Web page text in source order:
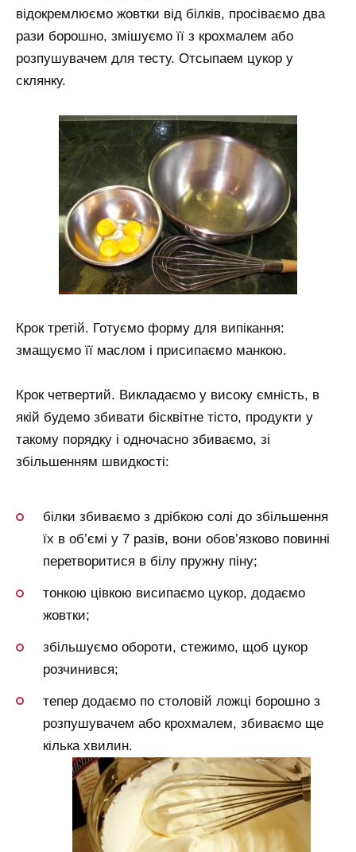
відокремлюємо жовтки від білків, просіваємо два
рази борошно, змішуємо її з крохмалем або
розпушувачем для тесту. Отсыпаем цукор у
склянку.
Крок третій. Готуємо форму для випікання:
змащуємо її маслом і присипаємо манкою.
Крок четвертий. Викладаємо у високу ємність, в
якій будемо збивати бісквітне тісто, продукти у
такому порядку і одночасно збиваємо, зі
збільшенням швидкості:
білки збиваємо з дрібкою солі до збільшення
їх в об’ємі у 7 разів, вони обов’язково повинні
перетворитися в білу пружну піну;
тонкою цівкою висипаємо цукор, додаємо
жовтки;
збільшуємо обороти, стежимо, щоб цукор
розчинився;
тепер додаємо по столовій ложці борошно з
розпушувачем або крохмалем, збиваємо ще
кілька хвилин.